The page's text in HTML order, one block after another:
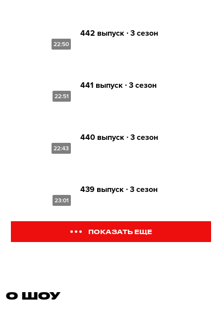
22:50
442 выпуск ∙ 3 сезон
22:51
441 выпуск ∙ 3 сезон
22:43
440 выпуск ∙ 3 сезон
23:01
439 выпуск ∙ 3 сезон
ПОКАЗАТЬ ЕЩЕ
О ШОУ